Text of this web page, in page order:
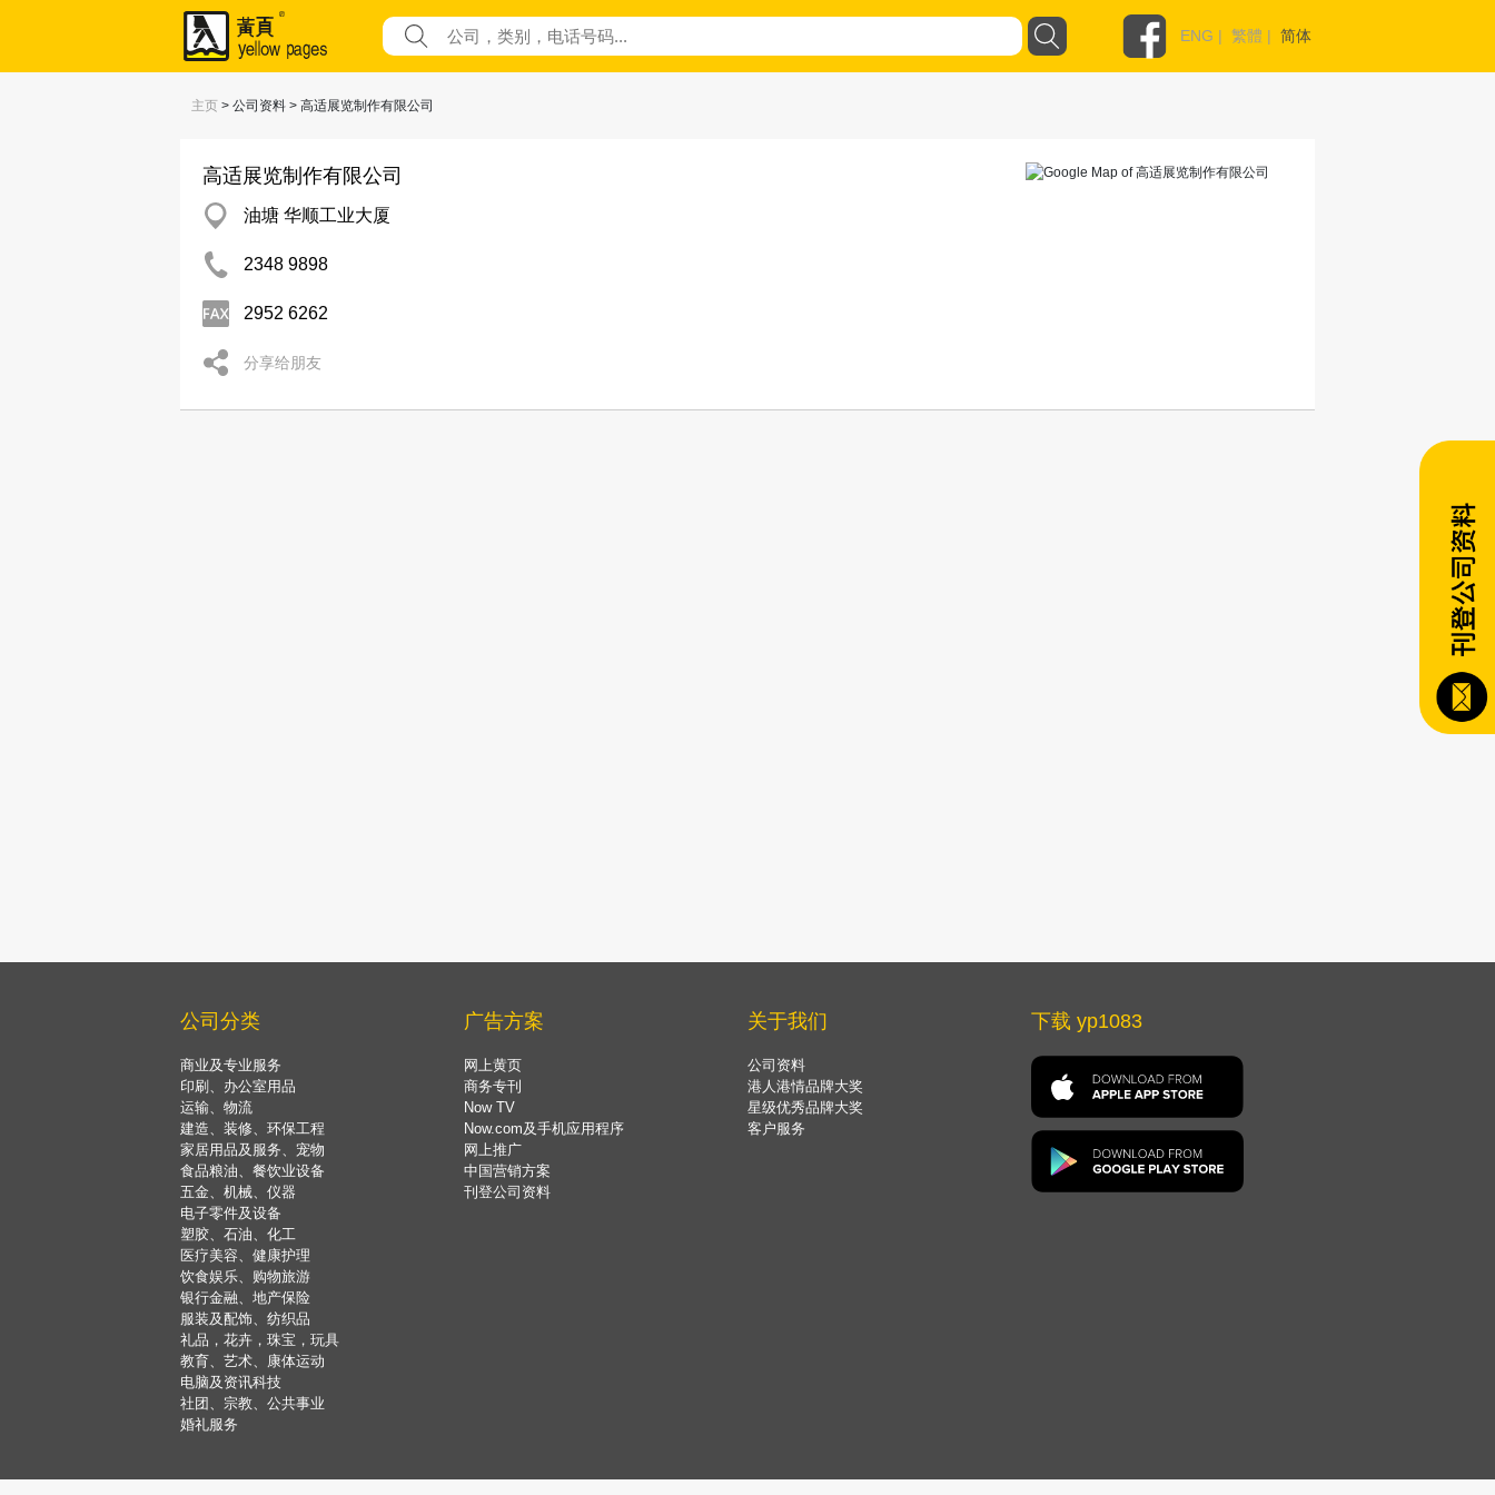
ENG | 繁體 | 简体
主页 > 公司资料 > 高适展览制作有限公司
高适展览制作有限公司
油塘 华顺工业大厦
2348 9898
2952 6262
分享给朋友
公司分类
商业及专业服务
印刷、办公室用品
运输、物流
建造、装修、环保工程
家居用品及服务、宠物
食品粮油、餐饮业设备
五金、机械、仪器
电子零件及设备
塑胶、石油、化工
医疗美容、健康护理
饮食娱乐、购物旅游
银行金融、地产保险
服装及配饰、纺织品
礼品，花卉，珠宝，玩具
教育、艺术、康体运动
电脑及资讯科技
社团、宗教、公共事业
婚礼服务
广告方案
网上黄页
商务专刊
Now TV
Now.com及手机应用程序
网上推广
中国营销方案
刊登公司资料
关于我们
公司资料
港人港情品牌大奖
星级优秀品牌大奖
客户服务
下载 yp1083